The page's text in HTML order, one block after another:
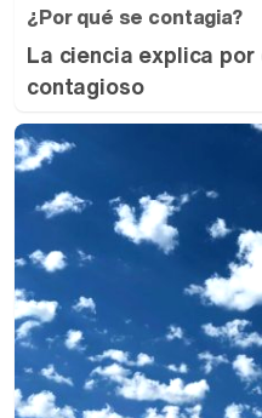
¿Por qué se contagia?
La ciencia explica
contagioso